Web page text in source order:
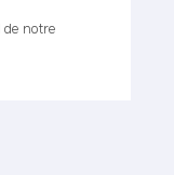
de notre